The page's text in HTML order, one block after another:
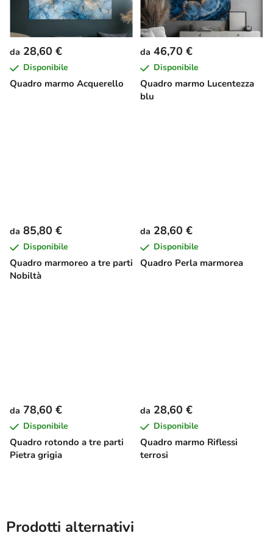
Quadro marmo Acquerello
da 28,60 €
Disponibile
Quadro marmo Lucentezza
blu
da 46,70 €
Disponibile
Quadro marmoreo a tre parti
Nobiltà
da 85,80 €
Disponibile
Quadro Perla marmorea
da 28,60 €
Disponibile
Quadro rotondo a tre parti
Pietra grigia
da 78,60 €
Disponibile
Quadro marmo Riflessi
terrosi
da 28,60 €
Disponibile
Prodotti alternativi